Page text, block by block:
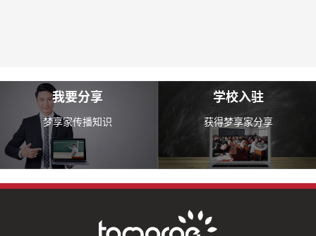
我要分享
梦享家传播知识
学校入驻
获得梦享家分享